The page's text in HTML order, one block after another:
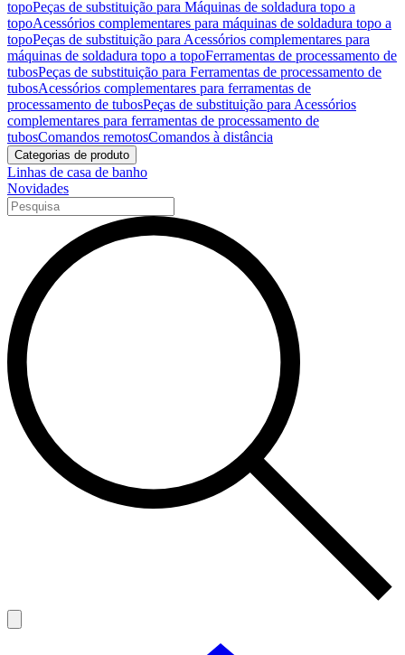
topoPeças de substituição para Máquinas de soldadura topo a
topoAcessórios complementares para máquinas de soldadura topo a
topoPeças de substituição para Acessórios complementares para
máquinas de soldadura topo a topoFerramentas de processamento de
tubosPeças de substituição para Ferramentas de processamento de
tubosAcessórios complementares para ferramentas de
processamento de tubosPeças de substituição para Acessórios
complementares para ferramentas de processamento de
tubosComandos remotosComandos à distância
Categorias de produto
Linhas de casa de banho
Novidades